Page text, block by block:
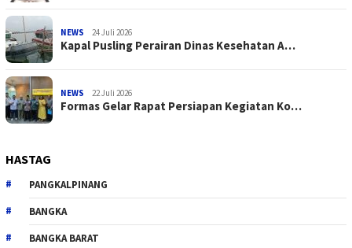
NEWS 24 Juli 2026
Kapal Pusling Perairan Dinas Kesehatan A…
NEWS 22 Juli 2026
Formas Gelar Rapat Persiapan Kegiatan Ko…
HASTAG
PANGKALPINANG
BANGKA
BANGKA BARAT